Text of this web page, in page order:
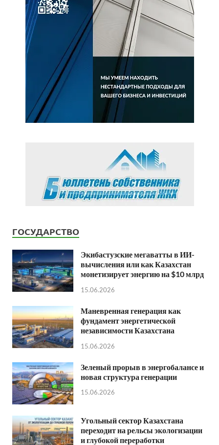
ГОСУДАРСТВО
Экибастузские мегаватты в ИИ-
вычисления или как Казахстан
монетизирует энергию на $10 млрд
15.06.2026
Маневренная генерация как
фундамент энергетической
независимости Казахстана
15.06.2026
Зеленый прорыв в энергобалансе и
новая структура генерации
15.06.2026
Угольный сектор Казахстана
переходит на рельсы экологизации
и глубокой переработки